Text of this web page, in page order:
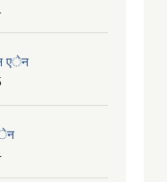
एेन